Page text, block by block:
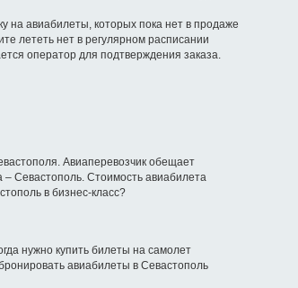
на авиабилеты, которых пока нет в продаже
лететь нет в регулярном расписании
оператор для подтверждения заказа.
Авиаперевозчик обещает
Севастополь. Стоимость авиабилета
в бизнес-класс?
нужно купить билеты на самолет
авиабилеты в Севастополь